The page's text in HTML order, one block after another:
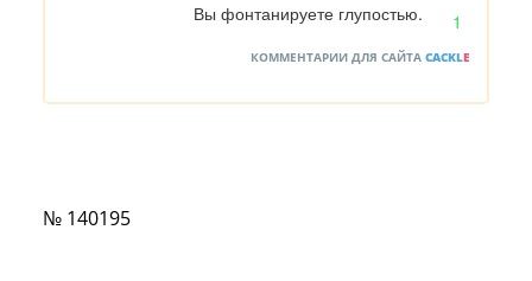
Вы фонтанируете глупостью. 1
КОММЕНТАРИИ ДЛЯ САЙТА CACKLE
№ 140195